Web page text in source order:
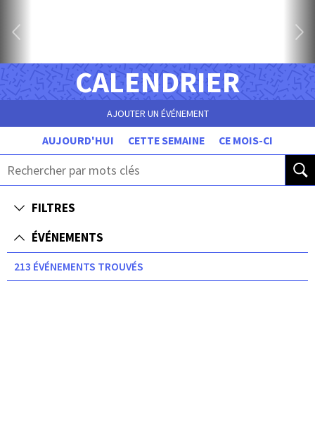
CALENDRIER
AJOUTER UN ÉVÉNEMENT
AUJOURD'HUI CETTE SEMAINE CE MOIS-CI
FILTRES
ÉVÉNEMENTS
213 ÉVÉNEMENTS TROUVÉS